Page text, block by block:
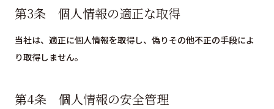
第3条 個人情報の適正な取得
当社は、適正に個人情報を取得し、偽りその他不正の手段によ
り取得しません。
第4条 個人情報の安全管理